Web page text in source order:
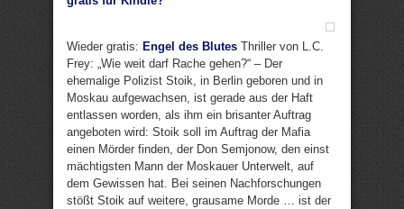
Wieder gratis: Engel des Blutes Thriller von L.C.
Frey: „Wie weit darf Rache gehen?“ – Der
ehemalige Polizist Stoik, in Berlin geboren und in
Moskau aufgewachsen, ist gerade aus der Haft
entlassen worden, als ihm ein brisanter Auftrag
angeboten wird: Stoik soll im Auftrag der Mafia
einen Mörder finden, der Don Semjonow, den einst
mächtigsten Mann der Moskauer Unterwelt, auf
dem Gewissen hat. Bei seinen Nachforschungen
stößt Stoik auf weitere, grausame Morde … ist der